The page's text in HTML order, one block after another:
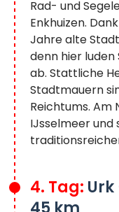
Rad- und
Enkhuizen.
Jahre alte
denn hier luden
ab. Stattliche
Stadtmauern
Reichtums. Am
IJsselmeer und
4. Tag: